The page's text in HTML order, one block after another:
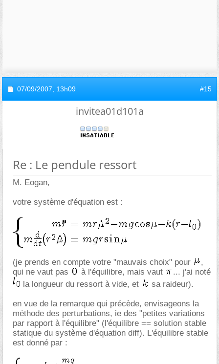
07/09/2007, 13h09 #15
invitea01d101a
Re : Le pendule ressort
M. Eogan,
votre système d'équation est :
(je prends en compte votre "mauvais choix" pour
,
qui ne vaut pas
à l'équilibre, mais vaut
... j'ai noté
la longueur du ressort à vide, et
sa raideur).
en vue de la remarque qui précède, envisageons la
méthode des perturbations, ie des "petites variations
par rapport à l'équilibre" (l'équilibre == solution stable
statique du système d'équation diff). L'équilibre stable
est donné par :